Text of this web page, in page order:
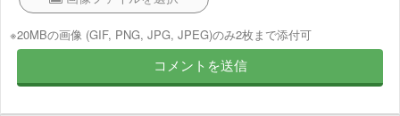
※20MBの画像 (GIF, PNG, JPG, JPEG)のみ2枚まで添付可